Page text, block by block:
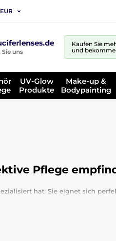
EUR
uns
Kaufen Sie
und bekomme
UV-Glow
Produkte
Make-up &
Bodypainting
Pflege
hat. Sie eignet sich